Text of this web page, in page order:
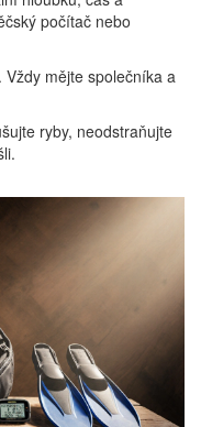
počítač nebo
Vždy mějte společníka a
ryby, neodstraňujte